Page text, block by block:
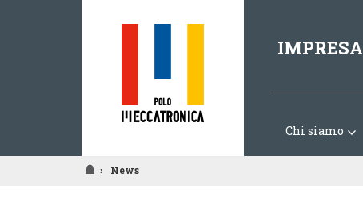
IMPRESA
Chi siamo
› News